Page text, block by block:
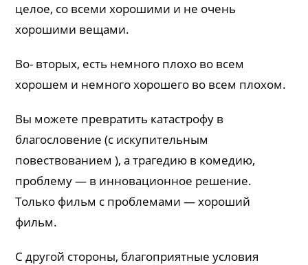
целое, со всеми хорошими и не очень
хорошими вещами.
Во- вторых, есть немного плохо во всем
хорошем и немного хорошего во всем плохом.
Вы можете превратить катастрофу в
благословение (с искупительным
повествованием ), а трагедию в комедию,
проблему — в инновационное решение.
Только фильм с проблемами — хороший
фильм.
С другой стороны, благоприятные условия